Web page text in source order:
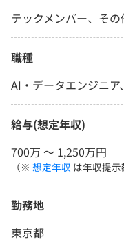
テックメンバー、その
職種
AI・データエンジニア
給与(想定年収)
700万 〜 1,250万円
（※ 想定年収 は年収提示
勤務地
東京都